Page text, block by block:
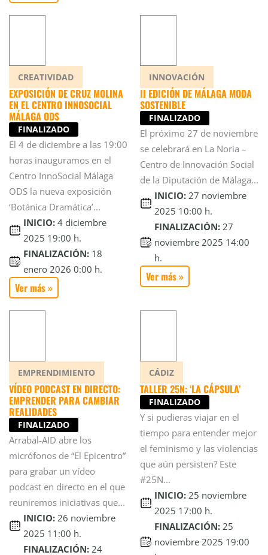
CREATIVIDAD
EXPOSICIÓN DE CRUZ MOLINA
EN EL CENTRO INNOSOCIAL
MÁLAGA ODS
FINALIZADO
El 4 de diciembre a las 19:00
horas inauguramos en el
Centro InnoSocial Málaga
ODS la nueva exposición
‘Botánica Dramática’...
INICIO: 4 diciembre
2025 19:00 h.
FINALIZACIÓN: 18
enero 2026 0:00 h.
Ver más »
INNOVACIÓN
II EDICIÓN DE MÁLAGA MODA
SOSTENIBLE
FINALIZADO
El próximo 27 de noviembre
se celebrará en La Noria –
Centro de Innovación Social
de la Diputación de Málaga...
INICIO: 27 noviembre
2025 10:00 h.
FINALIZACIÓN: 27
noviembre 2025 14:00
h.
Ver más »
EMPRENDIMIENTO
VÍDEO PODCAST EN DIRECTO:
EMPRENDER PARA CAMBIAR
REALIDADES
FINALIZADO
Arrabal-AID abre los
micrófonos de “El Epicentro”
para grabar un vídeo
podcast en directo en el que
reuniremos iniciativas que...
INICIO: 26 noviembre
2025 11:00 h.
FINALIZACIÓN: 24
CÁDIZ
TALLER 25N: ‘LA CÁPSULA’
FINALIZADO
Y si pudieras viajar en el
tiempo para entender mejor
el feminismo y las violencias
que aún persisten? Este
#25N...
INICIO: 25 noviembre
2025 17:00 h.
FINALIZACIÓN: 25
noviembre 2025 19:00